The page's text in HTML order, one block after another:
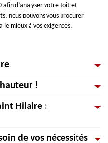
afin d’analyser votre toit et
nous pouvons vous procurer
le mieux à vos exigences.
de trouver le prix qui est le plus
gratuit et sans engagement. Les
ensuite un formulaire que
votre devis marquant une
!
zingueurs interviennent sur un site
de toitures. Nous donnons une
la réalisation du projet chez
Hilaire :
à Saint Hilaire et ses environs ?
de vos nécessités